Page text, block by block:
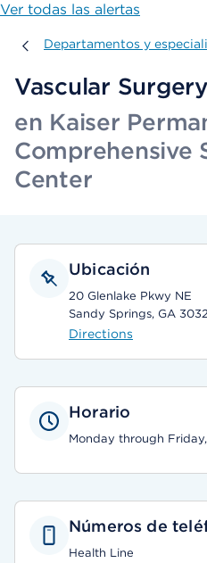
Ver todas las alertas
Departamentos y
Departamentos y
Vascular Surgery
en Kaiser
Comprehensive
Center
Ubicación
20 Glenlake Pkwy NE
Sandy Springs, GA
Directions
Horario
Monday through
Números de
Health Line